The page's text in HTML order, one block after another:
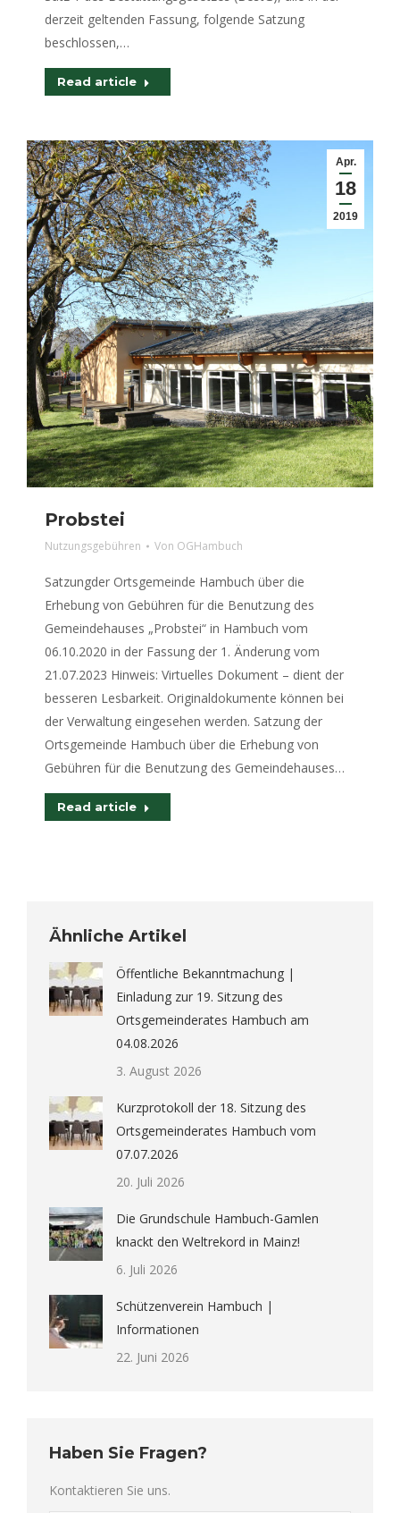
derzeit geltenden Fassung, folgende Satzung
beschlossen,…
Read article
Apr.
18
2019
Probstei
Nutzungsgebühren Von OGHambuch
Satzungder Ortsgemeinde Hambuch über die
Erhebung von Gebühren für die Benutzung des
Gemeindehauses „Probstei“ in Hambuch vom
06.10.2020 in der Fassung der 1. Änderung vom
21.07.2023 Hinweis: Virtuelles Dokument – dient der
besseren Lesbarkeit. Originaldokumente können bei
der Verwaltung eingesehen werden. Satzung der
Ortsgemeinde Hambuch über die Erhebung von
Gebühren für die Benutzung des Gemeindehauses…
Read article
Ähnliche Artikel
Öffentliche Bekanntmachung |
Einladung zur 19. Sitzung des
Ortsgemeinderates Hambuch am
04.08.2026
3. August 2026
Kurzprotokoll der 18. Sitzung des
Ortsgemeinderates Hambuch vom
07.07.2026
20. Juli 2026
Die Grundschule Hambuch-Gamlen
knackt den Weltrekord in Mainz!
6. Juli 2026
Schützenverein Hambuch |
Informationen
22. Juni 2026
Haben Sie Fragen?
Kontaktieren Sie uns.